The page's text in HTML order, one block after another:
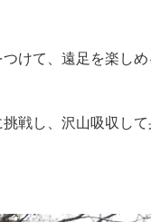
けて、遠足を楽し
戦し、沢山吸収して